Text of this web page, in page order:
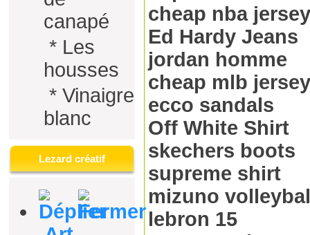
canapé
* Les
housses
* Vinaigre
blanc
Lezard créatif
cheap nba
Ed Hardy Jeans
jordan homme
cheap mlb
ecco sandals
Off White Shirt
skechers boots
supreme shirt
mizuno
lebron 15